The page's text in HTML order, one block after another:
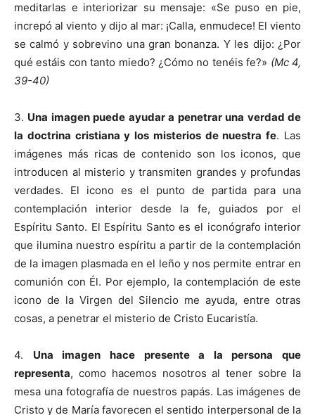
meditarlas e interiorizar su mensaje: «Se puso en pie,
increpó al viento y dijo al mar: ¡Calla, enmudece! El viento
se calmó y sobrevino una gran bonanza. Y les dijo: ¿Por
qué estáis con tanto miedo? ¿Cómo no tenéis fe?» (Mc 4,
39-40)
3. Una imagen puede ayudar a penetrar una verdad de
la doctrina cristiana y los misterios de nuestra fe. Las
imágenes más ricas de contenido son los iconos, que
introducen al misterio y transmiten grandes y profundas
verdades. El icono es el punto de partida para una
contemplación interior desde la fe, guiados por el
Espíritu Santo. El Espíritu Santo es el iconógrafo interior
que ilumina nuestro espíritu a partir de la contemplación
de la imagen plasmada en el leño y nos permite entrar en
comunión con Él. Por ejemplo, la contemplación de este
icono de la Virgen del Silencio me ayuda, entre otras
cosas, a penetrar el misterio de Cristo Eucaristía.
4. Una imagen hace presente a la persona que
representa, como hacemos nosotros al tener sobre la
mesa una fotografía de nuestros papás. Las imágenes de
Cristo y de María favorecen el sentido interpersonal de la